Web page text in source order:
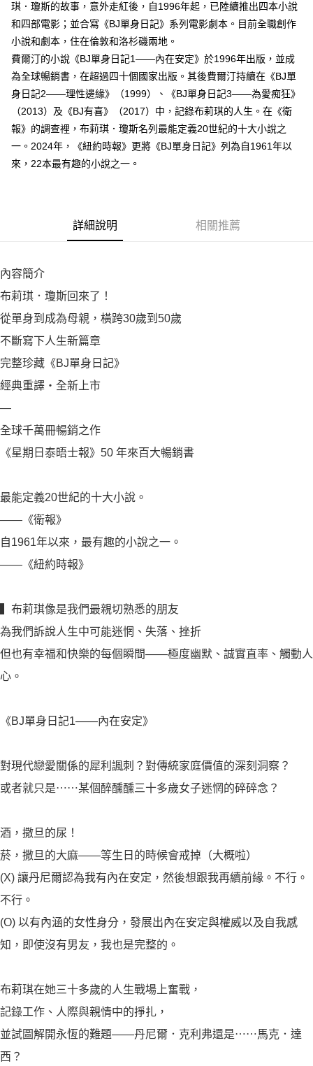
琪．瓊斯的故事，意外走紅後，自1996年起，已陸續推出四本小說
和四部電影；並合寫《BJ單身日記》系列電影劇本。目前全職創作
小說和劇本，住在倫敦和洛杉磯兩地。
費爾汀的小說《BJ單身日記1——內在安定》於1996年出版，並成
為全球暢銷書，在超過四十個國家出版。其後費爾汀持續在《BJ單
身日記2——理性邊緣》（1999）、《BJ單身日記3——為愛痴狂》
（2013）及《BJ有喜》（2017）中，記錄布莉琪的人生。在《衛
報》的調查裡，布莉琪．瓊斯名列最能定義20世紀的十大小說之
一。2024年，《紐約時報》更將《BJ單身日記》列為自1961年以
來，22本最有趣的小說之一。
詳細說明 相關推薦
內容簡介
布莉琪．瓊斯回來了！
從單身到成為母親，橫跨30歲到50歲
不斷寫下人生新篇章
完整珍藏《BJ單身日記》
經典重譯・全新上市
—
全球千萬冊暢銷之作
《星期日泰晤士報》50 年來百大暢銷書
最能定義20世紀的十大小說。
——《衛報》
自1961年以來，最有趣的小說之一。
——《紐約時報》
▍布莉琪像是我們最親切熟悉的朋友
為我們訴說人生中可能迷惘、失落、挫折
但也有幸福和快樂的每個瞬間——極度幽默、誠實直率、觸動人
心。
《BJ單身日記1——內在安定》
對現代戀愛關係的犀利諷刺？對傳統家庭價值的深刻洞察？
或者就只是⋯⋯某個醉醺醺三十多歲女子迷惘的碎碎念？
酒，撒旦的尿！
菸，撒旦的大麻——等生日的時候會戒掉（大概啦）
(X) 讓丹尼爾認為我有內在安定，然後想跟我再續前緣。不行。
不行。
(O) 以有內涵的女性身分，發展出內在安定與權威以及自我感
知，即使沒有男友，我也是完整的。
布莉琪在她三十多歲的人生戰場上奮戰，
記錄工作、人際與親情中的掙扎，
並試圖解開永恆的難題——丹尼爾．克利弗還是⋯⋯馬克．達
西？